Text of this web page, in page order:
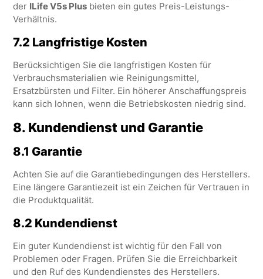
der ILife V5s Plusbieten ein gutes Preis-Leistungs-
Verhältnis.
7.2 Langfristige Kosten
Berücksichtigen Sie die langfristigen Kosten für
Verbrauchsmaterialien wie Reinigungsmittel,
Ersatzbürsten und Filter. Ein höherer Anschaffungspreis
kann sich lohnen, wenn die Betriebskosten niedrig sind.
8. Kundendienst und Garantie
8.1 Garantie
Achten Sie auf die Garantiebedingungen des Herstellers.
Eine längere Garantiezeit ist ein Zeichen für Vertrauen in
die Produktqualität.
8.2 Kundendienst
Ein guter Kundendienst ist wichtig für den Fall von
Problemen oder Fragen. Prüfen Sie die Erreichbarkeit
und den Ruf des Kundendienstes des Herstellers.